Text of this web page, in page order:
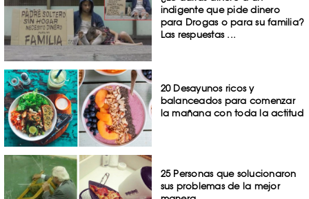
indigente que pide dinero
para Drogas o para su familia?
Las respuestas ...
20 Desayunos ricos y
balanceados para comenzar
la mañana con toda la actitud
25 Personas que solucionaron
sus problemas de la mejor